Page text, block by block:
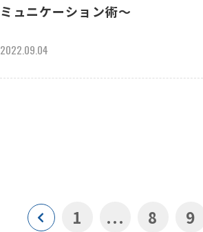
ミュニケーション術～
2022.09.04
1 ... 8 9